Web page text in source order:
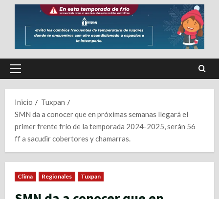
Menú
Inicio
Tuxpan
SMN da a conocer que en próximas semanas llegará el
primer frente frío de la temporada 2024-2025, serán 56
ff a sacudir cobertores y chamarras.
Clima Regionales Tuxpan